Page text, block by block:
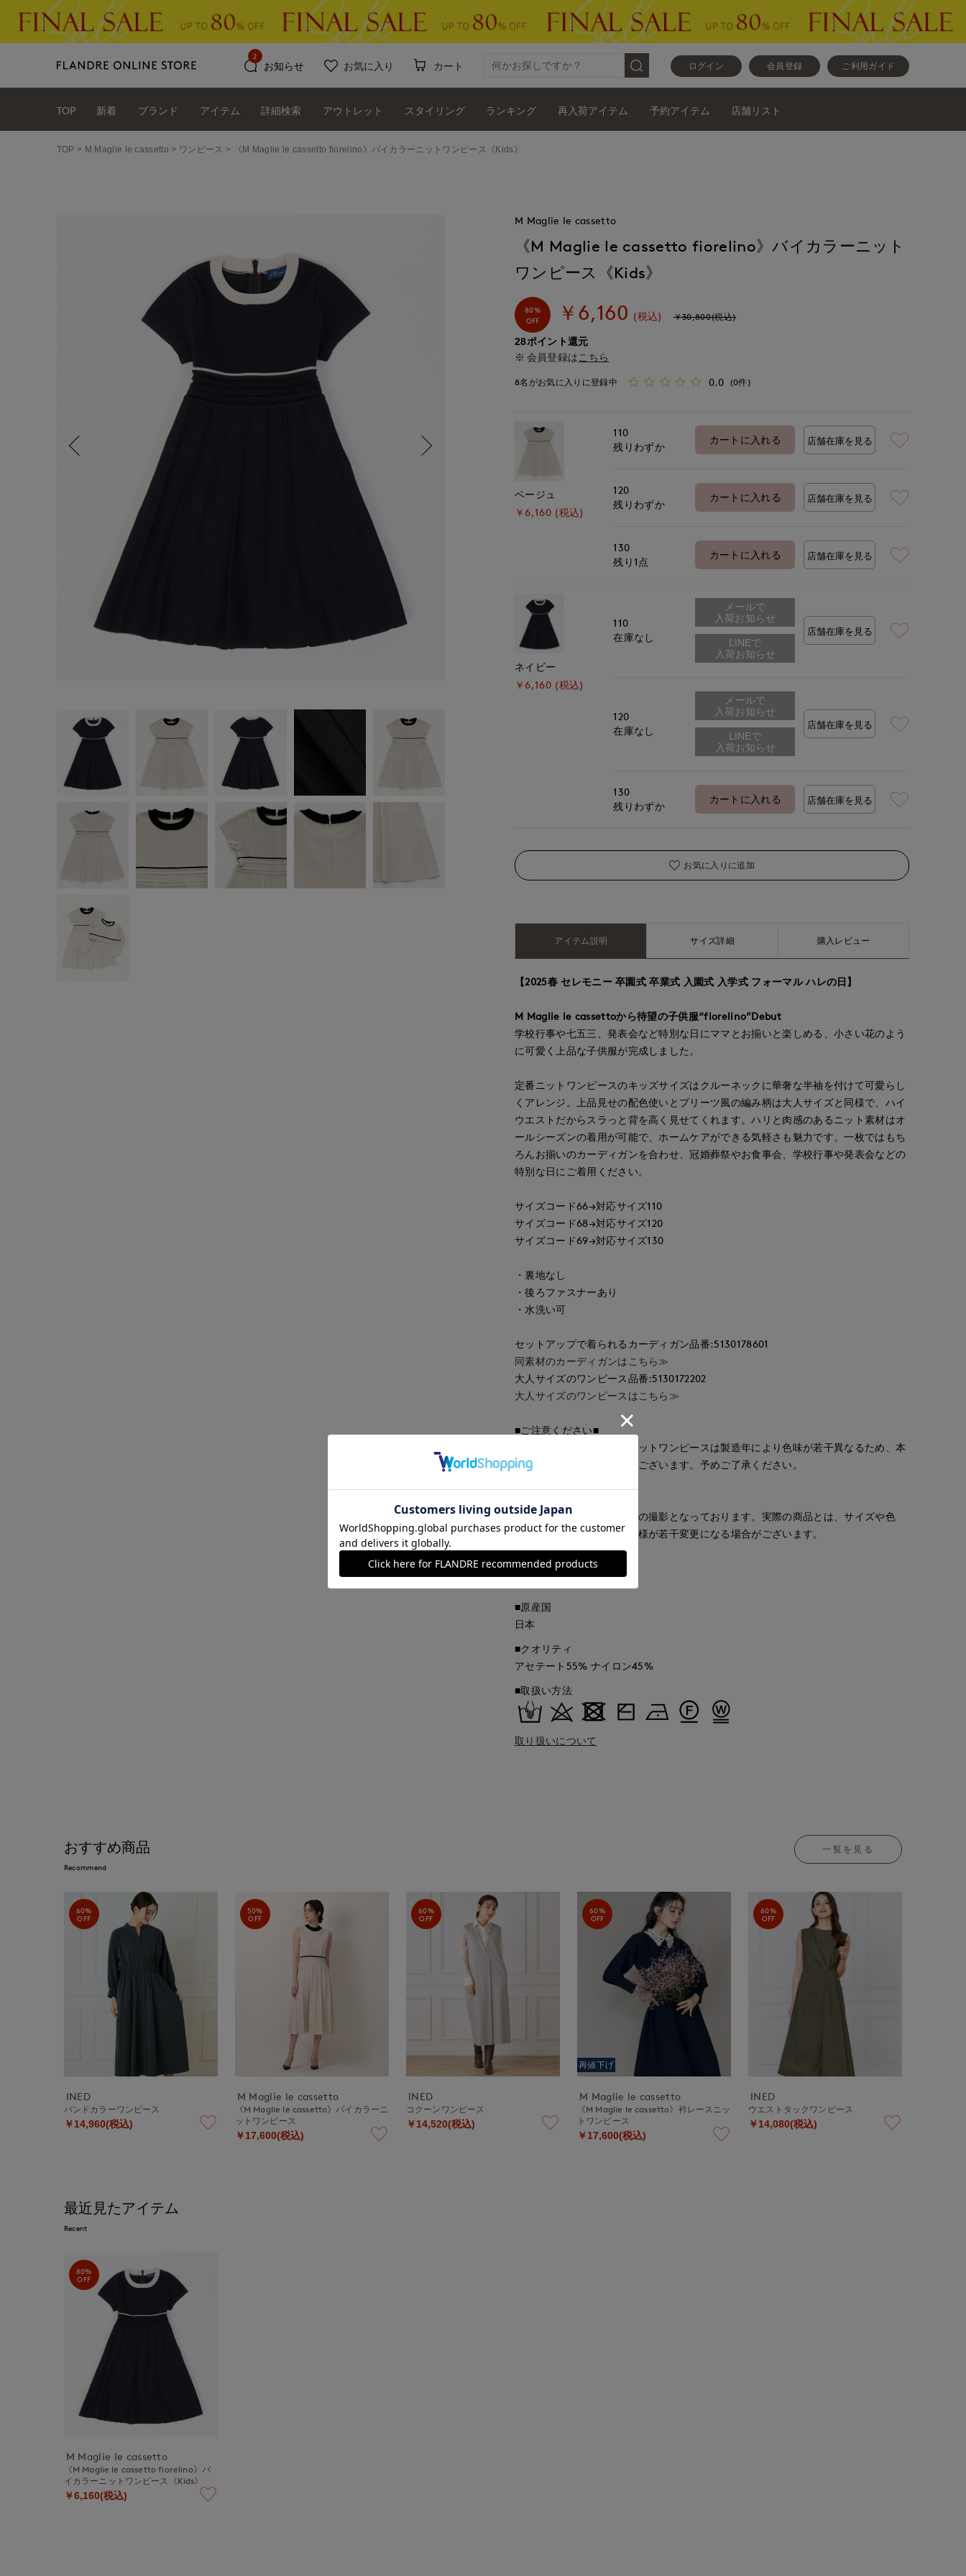
ログイン 会員登録 ご利用ガイド
お知らせ
2
お気に入り カート
TOP 新着 ブランド アイテム 詳細検索 アウトレット スタイリング ランキング 再入荷アイテム 予約アイテム 店舗リスト
TOP M Maglie le cassetto ワンピース 《M Maglie le cassetto fiorelino》バイカラーニットワンピース《Kids》
M Maglie le cassetto
《M Maglie le cassetto fiorelino》バイカラーニット
ワンピース《Kids》
80%
OFF
￥6,160 (税込) ￥30,800(税込)
28ポイント還元
会員登録は こちら
8名がお気に入りに登録中 0.0 (0件)
ベージュ
￥6,160 (税込)
110
残りわずか
カートに入れる 店舗在庫を見る
120
残りわずか
カートに入れる 店舗在庫を見る
130
残り1点
カートに入れる 店舗在庫を見る
ネイビー
￥6,160 (税込)
110
在庫なし
メールで
入荷お知らせ
店舗在庫を見る
120
在庫なし
メールで
入荷お知らせ
店舗在庫を見る
130
残りわずか
カートに入れる 店舗在庫を見る
お気に入りに追加
アイテム説明 サイズ詳細 購入レビュー
【2025春 セレモニー 卒園式 卒業式 入園式 入学式 フォーマル ハレの日】
M Maglie le cassettoから待望の子供服“fiorelino”Debut
学校行事や七五三、発表会など特別な日にママとお揃いと楽しめる、小さい花のよう
に可愛く上品な子供服が完成しました。
定番ニットワンピースのキッズサイズはクルーネックに華奢な半袖を付けて可愛らし
くアレンジ。上品見せの配色使いとプリーツ風の編み柄は大人サイズと同様で、ハイ
ウエストだからスラっと背を高く見せてくれます。ハリと肉感のあるニット素材はオ
ールシーズンの着用が可能で、ホームケアができる気軽さも魅力です。一枚ではもち
ろんお揃いのカーディガンを合わせ、冠婚葬祭やお食事会、学校行事や発表会などの
特別な日にご着用ください。
サイズコード66→対応サイズ110
サイズコード68→対応サイズ120
サイズコード69→対応サイズ130
・裏地なし
・後ろファスナーあり
・水洗い可
セットアップで着られるカーディガン品番:5130178601
同素材のカーディガンはこちら≫
大人サイズのワンピース品番:5130172202
大人サイズのワンピースはこちら≫
■ご注意ください■
大人サイズのバイカラーニットワンピースは製造年により色味が若干異なるため、本
品との色差が出る可能性がございます。予めご了承ください。
こちらの商品はサンプルでの撮影となっております。実際の商品とは、サイズや色
味、素材、デザイン等の仕様が若干変更になる場合がございます。
■品番
■原産国
日本
■クオリティ
アセテート55% ナイロン45%
■取扱い方法
取り扱いについて
おすすめ商品
Recommend
一覧を見る
60%
OFF
INED
バンドカラーワンピース
￥14,960(税込)
50%
OFF
M Maglie le cassetto
《M Maglie le cassetto》バイカラーニ
ットワンピース
￥17,600(税込)
60%
OFF
INED
コクーンワンピース
￥14,520(税込)
60%
OFF
再値下げ
M Maglie le cassetto
《M Maglie le cassetto》衿レースニッ
トワンピース
￥17,600(税込)
60%
OFF
INED
ウエストタックワンピース
￥14,080(税込)
最近見たアイテム
Recent
80%
OFF
M Maglie le cassetto
《M Maglie le cassetto fiorelino》バ
イカラーニットワンピース《Kids》
￥6,160(税込)